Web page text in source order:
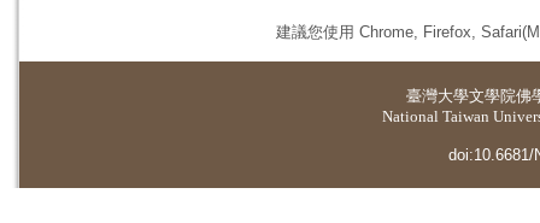
建議您使用 Chrome, Firefox,
臺灣大學文學院佛
National Taiwan
doi:10.6681/